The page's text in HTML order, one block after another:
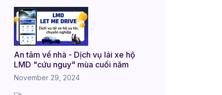
An tâm về nhà - Dịch vụ lái xe hộ
LMD "cứu nguy" mùa cuối năm
November 29, 2024